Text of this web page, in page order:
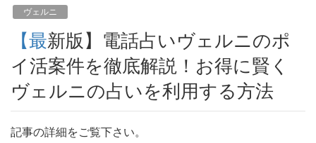
ヴェルニ
【最新版】電話占いヴェルニのポ
イ活案件を徹底解説！お得に賢く
ヴェルニの占いを利用する方法
記事の詳細をご覧下さい。